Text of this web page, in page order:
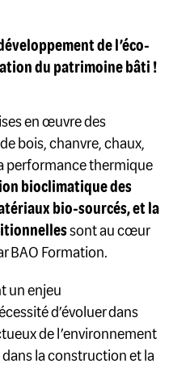
de l’éco-
du patrimoine bâti !
en œuvre des
bois, chanvre, chaux,
performance thermique
bioclimatique des
bio-sourcés, et la
sont au cœur
BAO Formation.
un enjeu
d’évoluer dans
de l’environnement
la construction et la